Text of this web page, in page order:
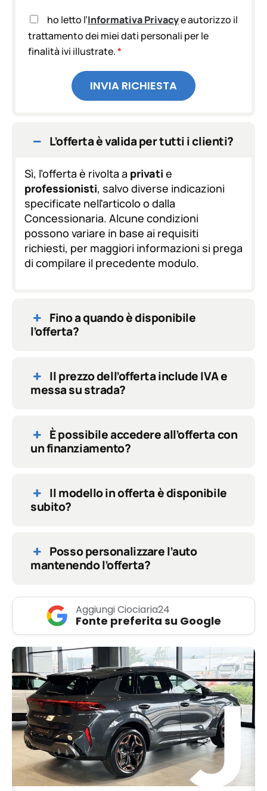
A
c
e
D
P
R
*
ho letto l’Informativa Privacye autorizzo il
trattamento dei miei dati personali per le
finalità ivi illustrate.*
INVIA RICHIESTA
L’offerta è valida per tutti i clienti?
Sì, l’offerta è rivolta a privati e
professionisti, salvo diverse indicazioni
specificate nell'articolo o dalla
Concessionaria. Alcune condizioni
possono variare in base ai requisiti
richiesti, per maggiori informazioni si prega
di compilare il precedente modulo.
Fino a quando è disponibile
l’offerta?
Il prezzo dell’offerta include IVA e
messa su strada?
È possibile accedere all’offerta con
un finanziamento?
Il modello in offerta è disponibile
subito?
Posso personalizzare l’auto
mantenendo l’offerta?
Aggiungi Ciociaria24
Fonte preferita su Google